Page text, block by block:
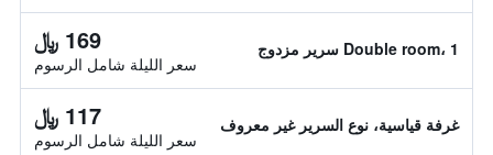
Double room، 1 سرير مزدوج 169 ﷼
سعر الليلة شامل الرسوم
غرفة قياسية، نوع السرير غير معروف 117 ﷼
سعر الليلة شامل الرسوم